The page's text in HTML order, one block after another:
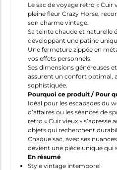
Le sac de voyage retro « Cuir
pleine fleur Crazy Horse,
son charme vintage.
Sa teinte chaude et naturelle
développant une patine
Une fermeture zippée en
vos effets personnels.
Ses dimensions généreuses
assurent un confort optimal,
sophistiquée.
Pourquoi ce produit / Pour
Idéal pour les escapades du
d’affaires ou les séances de
retro « Cuir vieux » s’adresse
objets qui recherchent
Chaque sac, avec ses
devient une pièce unique qui
En résumé
Style vintage intemporel